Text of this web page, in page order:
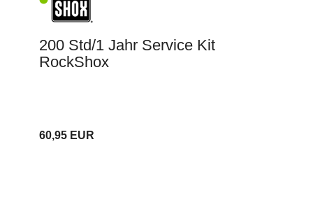
200 Std/1 Jahr Service Kit
RockShox
60,95 EUR